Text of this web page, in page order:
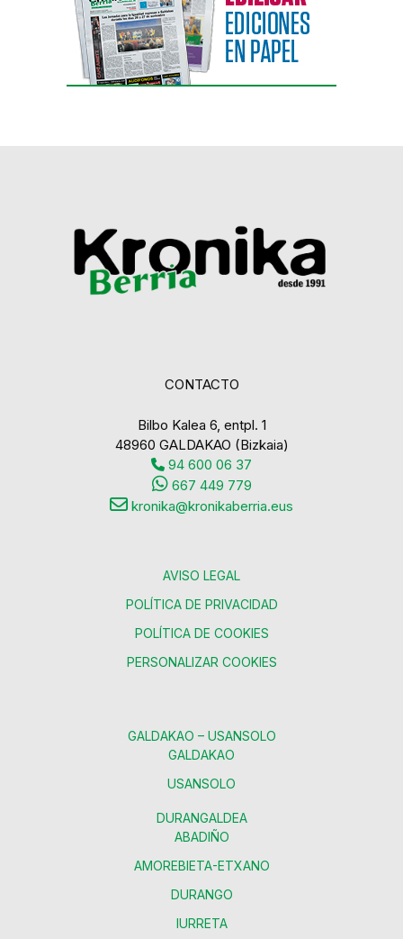
CONTACTO
Bilbo Kalea 6, entpl. 1
48960 GALDAKAO (Bizkaia)
94 600 06 37
667 449 779
kronika@kronikaberria.eus
AVISO LEGAL
POLÍTICA DE PRIVACIDAD
POLÍTICA DE COOKIES
PERSONALIZAR COOKIES
GALDAKAO – USANSOLO
GALDAKAO
USANSOLO
DURANGALDEA
ABADIÑO
AMOREBIETA-ETXANO
DURANGO
IURRETA